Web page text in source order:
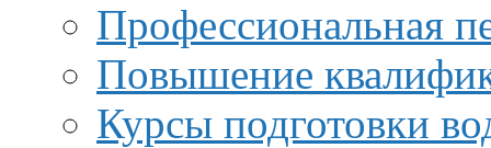
Профессиональная
Повышение
Курсы подготовки